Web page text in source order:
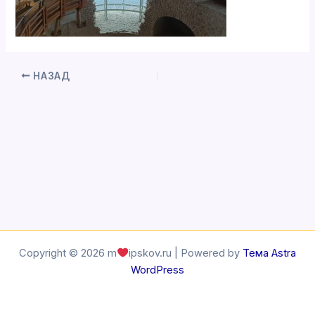
НАЗАД
Copyright © 2026 m ipskov.ru | Powered by Тема Astra
WordPress